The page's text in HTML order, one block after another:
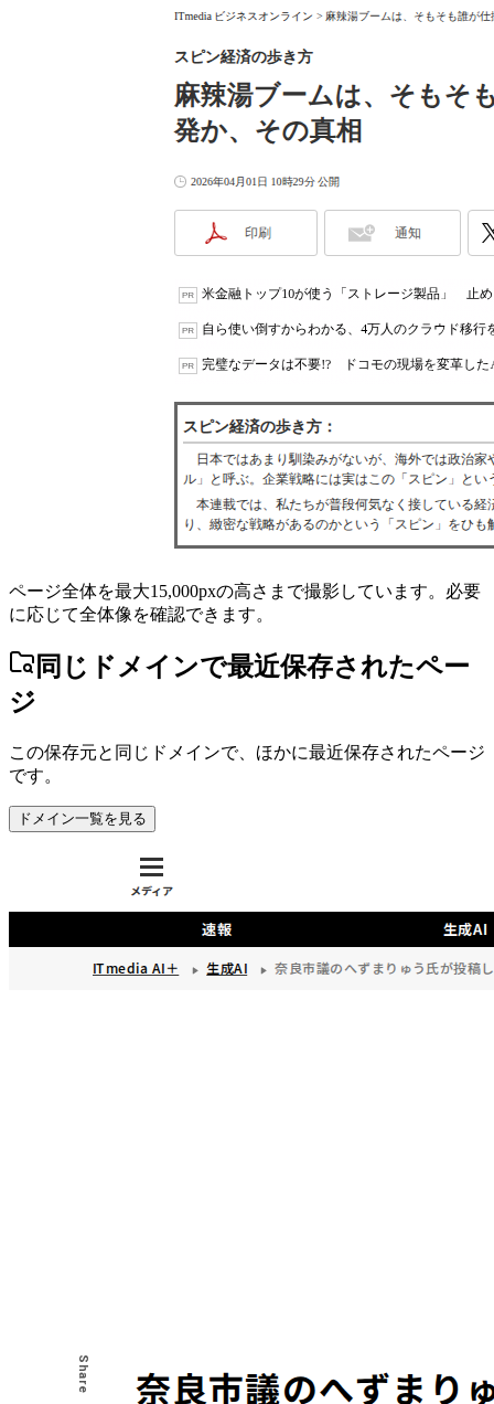
ページ全体を最大15,000pxの高さまで撮影しています。必要
に応じて全体像を確認できます。
同じドメインで最近保存されたペー
ジ
この保存元と同じドメインで、ほかに最近保存されたページ
です。
ドメイン一覧を見る